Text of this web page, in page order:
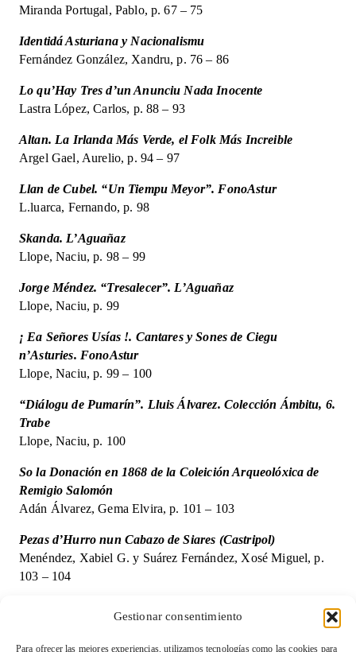
Gestionar consentimiento
Para ofrecer las mejores experiencias, utilizamos tecnologías como las cookies para
Miranda Portugal, Pablo, p. 67 – 75
Identidá Asturiana y Nacionalismu
Fernández González, Xandru, p. 76 – 86
Lo qu’Hay Tres d’un Anunciu Nada Inocente
Lastra López, Carlos, p. 88 – 93
Altan. La Irlanda Más Verde, el Folk Más Increible
Argel Gael, Aurelio, p. 94 – 97
Llan de Cubel. “Un Tiempu Meyor”. FonoAstur
L.luarca, Fernando, p. 98
Skanda. L’Aguañaz
Llope, Naciu, p. 98 – 99
Jorge Méndez. “Tresalecer”. L’Aguañaz
Llope, Naciu, p. 99
¡ Ea Señores Usías !. Cantares y Sones de Ciegu
n’Asturies. FonoAstur
Llope, Naciu, p. 99 – 100
“Diálogu de Pumarín”. Lluis Álvarez. Colección Ámbitu, 6.
Trabe
Llope, Naciu, p. 100
So la Donación en 1868 de la Coleición Arqueolóxica de
Remigio Salomón
Adán Álvarez, Gema Elvira, p. 101 – 103
Pezas d’Hurro nun Cabazo de Siares (Castripol)
Menéndez, Xabiel G. y Suárez Fernández, Xosé Miguel, p.
103 – 104
Fernande Gutierre, Gausón y Álvarez Peña, Alberto, p. 104